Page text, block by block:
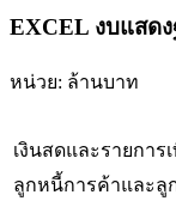
EXCEL งบแสดง
หน่วย: ล้านบาท
เงินสดและรายการ
ลูกหนี้การค้าและลู